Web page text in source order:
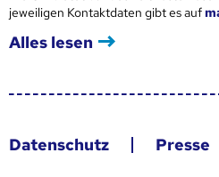
jeweiligen Kontaktdaten gibt es auf
Alles lesen
Datenschutz Presse